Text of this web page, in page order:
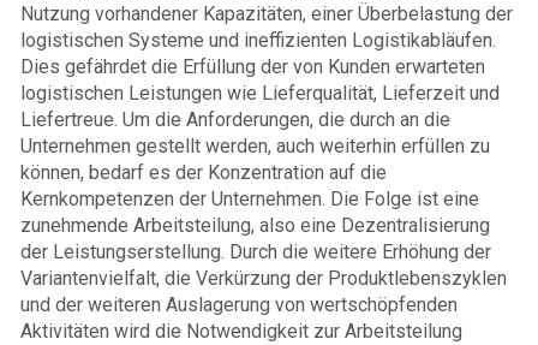
Nutzung vorhandener Kapazitäten, einer Überbelastung der
logistischen Systeme und ineffizienten Logistikabläufen.
Dies gefährdet die Erfüllung der von Kunden erwarteten
logistischen Leistungen wie Lieferqualität, Lieferzeit und
Liefertreue. Um die Anforderungen, die durch an die
Unternehmen gestellt werden, auch weiterhin erfüllen zu
können, bedarf es der Konzentration auf die
Kernkompetenzen der Unternehmen. Die Folge ist eine
zunehmende Arbeitsteilung, also eine Dezentralisierung
der Leistungserstellung. Durch die weitere Erhöhung der
Variantenvielfalt, die Verkürzung der Produktlebenszyklen
und der weiteren Auslagerung von wertschöpfenden
Aktivitäten wird die Notwendigkeit zur Arbeitsteilung